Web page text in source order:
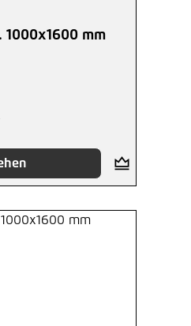
1000x1600 mm